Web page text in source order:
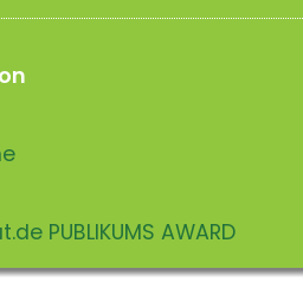
PUBLIKUMS AWARD